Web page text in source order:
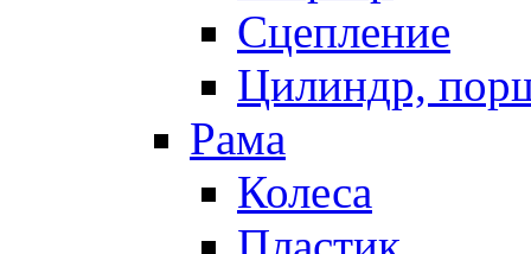
Сцепление
Цилиндр,
Рама
Колеса